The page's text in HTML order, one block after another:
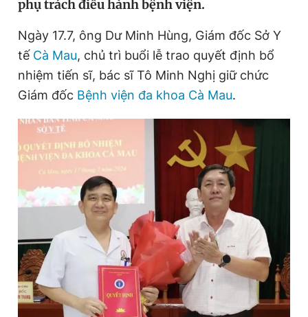
Sản phẩm khác
Tiện ích Bạn cần biết
Thông tin tòa soạn Liên hệ quảng cáo
Đọc Thanh Niên trên điện thoại
Theo dõi báo trên
phụ trách điều hành bệnh viện.
Ngày 17.7, ông Dư Minh Hùng, Giám đốc Sở Y
tế Cà Mau, chủ trì buổi lễ trao quyết định bổ
nhiệm tiến sĩ, bác sĩ Tô Minh Nghị giữ chức
Giám đốc Bệnh viện đa khoa Cà Mau.